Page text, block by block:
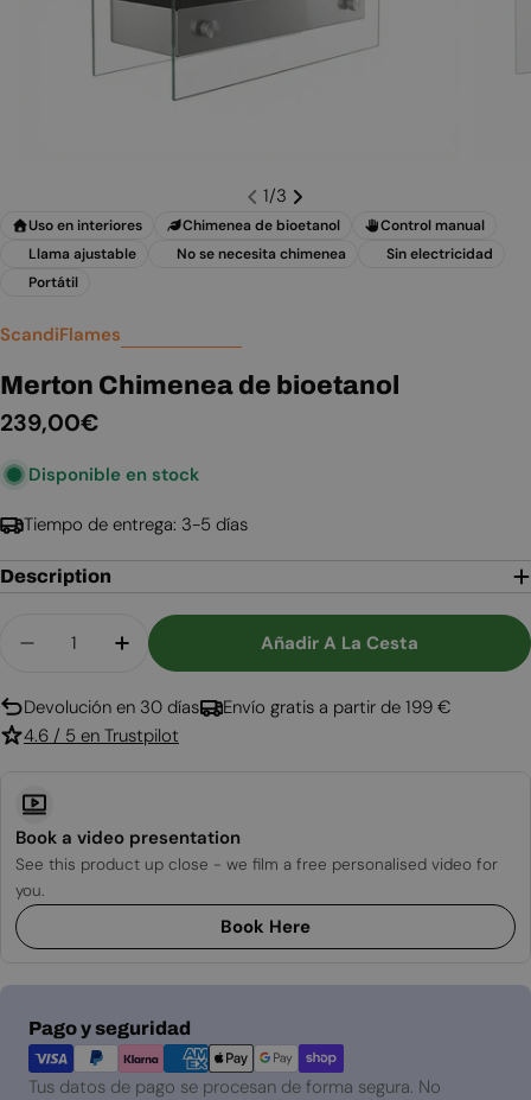
1/3
Uso en interiores Chimenea de bioetanol
Control manual
Llama ajustable
No se necesita chimenea
Sin electricidad
Portátil
ScandiFlames
Merton Chimenea de bioetanol
Precio
239,00€
Disponible en stock
Tiempo de entrega: 3-5 días
Description
Disminuir Cantidad Para Merton Chimenea De
Aumentar Cantidad Para Merton
Añadir A La Cesta
Devolución en 30 días
Envío gratis a partir de 199 €
4.6 / 5 en Trustpilot
Book a video presentation
See this product up close - we film a free personalised video for
you.
Book Here
Pago y seguridad
Métodos
de
pago
Tus datos de pago se procesan de forma segura. No